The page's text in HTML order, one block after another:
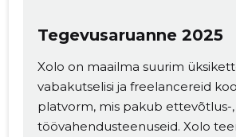
Tegevusaruanne 2025
Xolo on maailma suurim
vabakutselisi ja freelancereid
platvorm, mis pakub ettevõtlus-,
töövahendusteenuseid. Xolo